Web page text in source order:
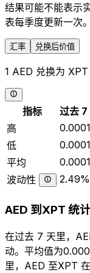
结果可能不能表示
表每季度更新一次。
汇率 兑换后价值
1 AED 兑换为 XPT
指标 过去 7
高
低
平均
波动性
2.49%
AED 到XPT 统
在过去 7 天里，
动。平均值为
里，AED 至XPT